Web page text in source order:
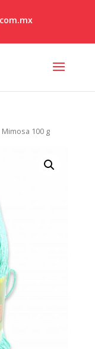
100 g